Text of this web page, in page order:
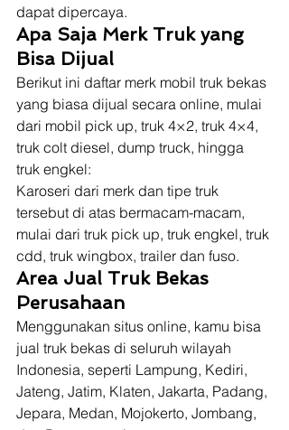
dapat dipercaya.
Apa Saja Merk Truk yang
Bisa Dijual
Berikut ini daftar merk mobil truk bekas
yang biasa dijual secara online, mulai
dari mobil pick up, truk 4×2, truk 4×4,
truk colt diesel, dump truck, hingga
truk engkel:
Karoseri dari merk dan tipe truk
tersebut di atas bermacam-macam,
mulai dari truk pick up, truk engkel, truk
cdd, truk wingbox, trailer dan fuso.
Area Jual Truk Bekas
Perusahaan
Menggunakan situs online, kamu bisa
jual truk bekas di seluruh wilayah
Indonesia, seperti Lampung, Kediri,
Jateng, Jatim, Klaten, Jakarta, Padang,
Jepara, Medan, Mojokerto, Jombang,